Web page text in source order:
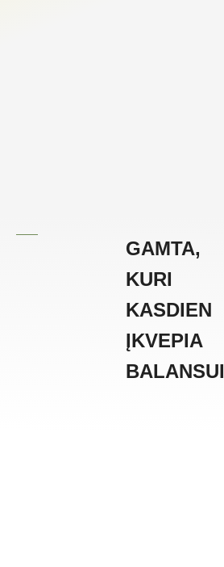
GAMTA,
KURI
KASDIEN
ĮKVEPIA
BALANSUI